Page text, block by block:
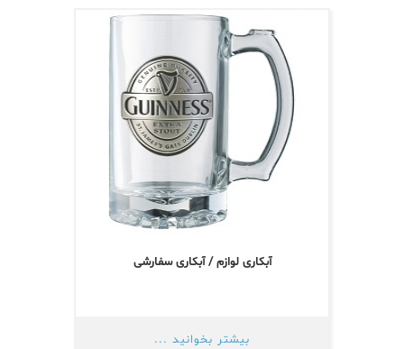
آبکاری لوازم / آبکاری سفارشی
بیشتر بخوانید ...